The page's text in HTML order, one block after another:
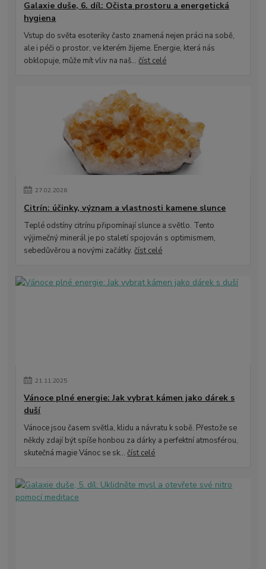
Galaxie duše, 6. díl: Očista prostoru a energetická
hygiena
Vstup do světa esoteriky často znamená nejen práci na sobě,
ale i péči o prostor, ve kterém žijeme. Energie, která nás
obklopuje, může mít vliv na naš...číst celé
27.02.2026
Citrín: účinky, význam a vlastnosti kamene slunce
Teplé odstíny citrínu připomínají slunce a světlo. Tento
výjimečný minerál je po staletí spojován s optimismem,
sebedůvěrou a novými začátky.číst celé
21.11.2025
Vánoce plné energie: Jak vybrat kámen jako dárek s
duší
Vánoce jsou časem světla, klidu a návratu k sobě. Přestože se
někdy zdají být spíše honbou za dárky a perfektní atmosférou,
skutečná magie Vánoc se sk...číst celé